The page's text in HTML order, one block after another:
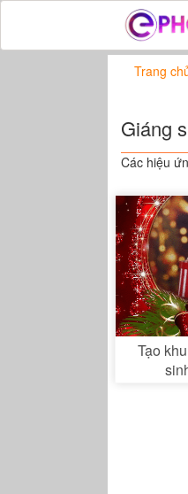
Trang
Giáng
Các hiệu
Tạo